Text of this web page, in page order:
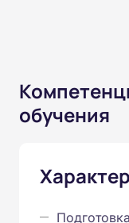
обучения